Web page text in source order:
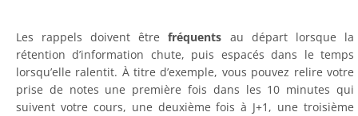
Les rappels doivent êtrefréquents au départ lorsque la
rétention d’information chute, puis espacés dans le temps
lorsqu’elle ralentit. À titre d’exemple, vous pouvez relire votre
prise de notes une première fois dans les 10 minutes qui
suivent votre cours, une deuxième fois à J+1, une troisième